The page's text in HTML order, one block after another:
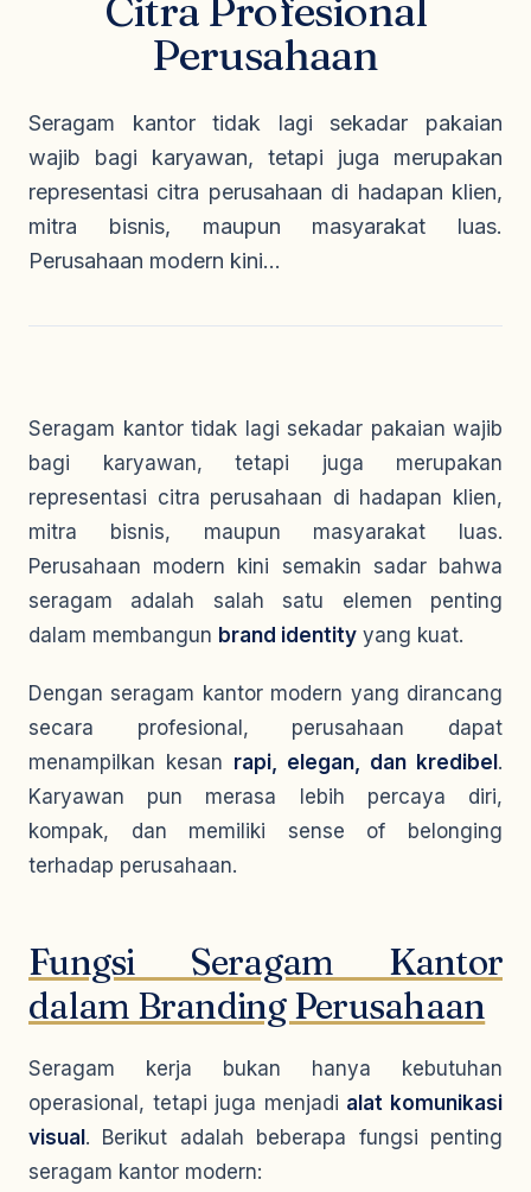
Seragam Medis
Kaos Safety
OlahragaCitra Profesional
Perusahaan
Seragam kantor tidak lagi sekadar pakaian
wajib bagi karyawan, tetapi juga merupakan
representasi citra perusahaan di hadapan klien,
mitra bisnis, maupun masyarakat luas.
Perusahaan modern kini...
Seragam kantor tidak lagi sekadar pakaian wajib
bagi karyawan, tetapi juga merupakan
representasi citra perusahaan di hadapan klien,
mitra bisnis, maupun masyarakat luas.
Perusahaan modern kini semakin sadar bahwa
seragam adalah salah satu elemen penting
dalam membangun brand identity yang kuat.
Dengan seragam kantor modern yang dirancang
secara profesional, perusahaan dapat
menampilkan kesan rapi, elegan, dan kredibel .
Karyawan pun merasa lebih percaya diri,
kompak, dan memiliki sense of belonging
terhadap perusahaan.
Fungsi Seragam Kantor
dalam Branding Perusahaan
Seragam kerja bukan hanya kebutuhan
operasional, tetapi juga menjadi alat komunikasi
visual . Berikut adalah beberapa fungsi penting
seragam kantor modern: